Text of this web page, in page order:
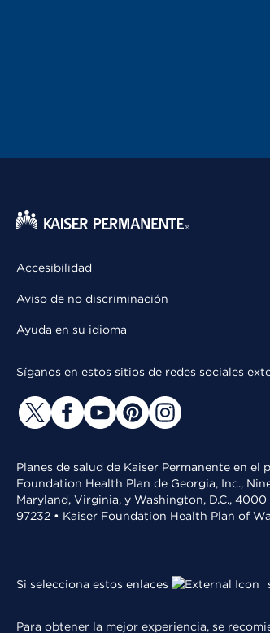
Accesibilidad
Aviso de no discriminación
Ayuda en su idioma
Síganos en estos sitios de redes sociales
Planes de salud de Kaiser Permanente en
Foundation Health Plan de Georgia, Inc.,
Maryland, Virginia, y Washington, D.C.,
97232 • Kaiser Foundation Health Plan of
Si selecciona estos enlaces
Para obtener la mejor experiencia, se